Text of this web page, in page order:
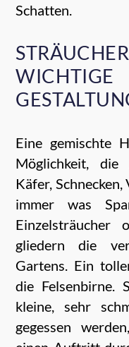
Schatten.
WICHTIGE
Eine gemischte
Möglichkeit, die
Käfer,
immer was
Einzelsträucher
gliedern die
Gartens. Ein
die
kleine, sehr
gegessen